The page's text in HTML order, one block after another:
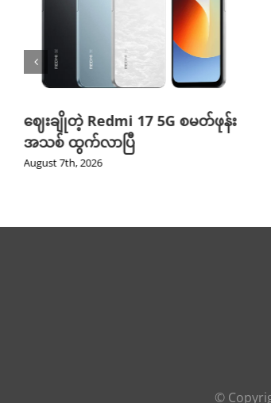
ဈေးချိုတဲ့ Redmi 17 5G စမတ်ဖုန်း
အသစ် ထွက်လာပြီ
August 7th, 2026
©